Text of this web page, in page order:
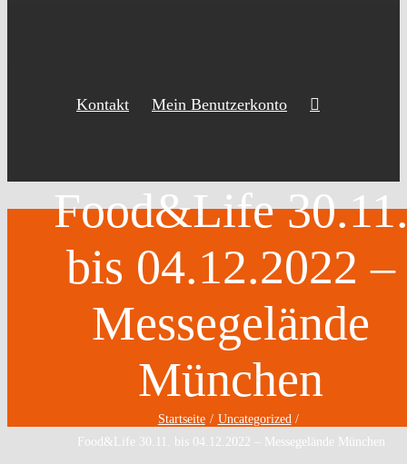
Kontakt Mein Benutzerkonto
Food&Life
bis 04.12.2022 –
Messegelände
München
Startseite
Uncategorized
Food&Life 30.11. bis 04.12.2022 – Messegelände München